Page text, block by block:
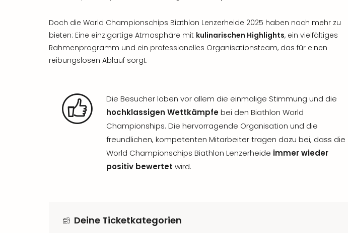
Doch die World Championschips Biathlon Lenzerheide 2025 haben noch mehr zu
bieten: Eine einzigartige Atmosphäre mit kulinarischen Highlights, ein vielfältiges
Rahmenprogramm und ein professionelles Organisationsteam, das für einen
reibungslosen Ablauf sorgt.
Die Besucher loben vor allem die einmalige Stimmung und die
hochklassigen Wettkämpfebei den Biathlon World
Championships. Die hervorragende Organisation und die
freundlichen, kompetenten Mitarbeiter tragen dazu bei, dass die
World Championschips Biathlon Lenzerheide immer wieder
positiv bewertet wird.
Deine Ticketkategorien